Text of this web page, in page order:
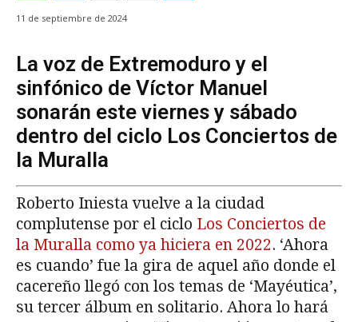
11 de septiembre de 2024
La voz de Extremoduro y el
sinfónico de Víctor Manuel
sonarán este viernes y sábado
dentro del ciclo Los Conciertos de
la Muralla
Roberto Iniesta vuelve a la ciudad
complutense por el ciclo Los Conciertos de
la Muralla como ya hiciera en 2022. ‘Ahora
es cuando’ fue la gira de aquel año donde el
cacereño llegó con los temas de ‘Mayéutica’,
su tercer álbum en solitario. Ahora lo hará